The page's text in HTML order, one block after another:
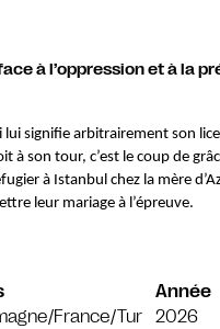
à l’oppression et à la
lui signifie arbitrairement son
à son tour, c’est le coup de
à Istanbul chez la mère
leur mariage à l’épreuve.
France/Tur
Année
2026